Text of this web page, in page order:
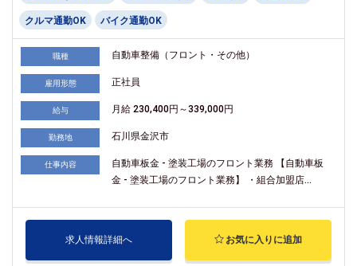
クルマ通勤OK バイク通勤OK
職種 自動車整備（フロント・その他）
雇用形態 正社員
給与 月給 230,400円～339,000円
勤務地 石川県金沢市
仕事内容
自動車板金 - 塗装工場のフロント業務 【自動車板
金 - 塗装工場のフロント業務】 ・組合加盟店...
求人情報詳細へ お気に入りに追加